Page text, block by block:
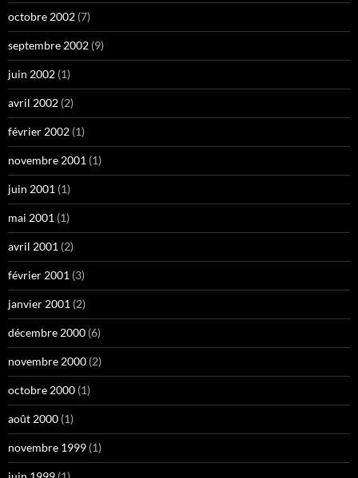
octobre 2002 (7)
septembre 2002 (9)
juin 2002 (1)
avril 2002 (2)
février 2002 (1)
novembre 2001 (1)
juin 2001 (1)
mai 2001 (1)
avril 2001 (2)
février 2001 (3)
janvier 2001 (2)
décembre 2000 (6)
novembre 2000 (2)
octobre 2000 (1)
août 2000 (1)
novembre 1999 (1)